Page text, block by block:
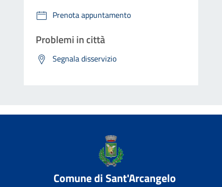
Prenota appuntamento
Problemi in città
Segnala disservizio
Comune di Sant'Arcangelo